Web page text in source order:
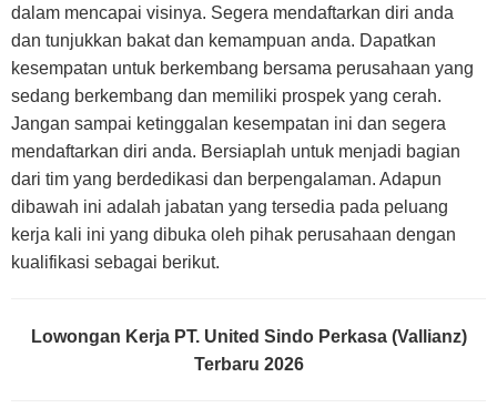
dalam mencapai visinya. Segera mendaftarkan diri anda
dan tunjukkan bakat dan kemampuan anda. Dapatkan
kesempatan untuk berkembang bersama perusahaan yang
sedang berkembang dan memiliki prospek yang cerah.
Jangan sampai ketinggalan kesempatan ini dan segera
mendaftarkan diri anda. Bersiaplah untuk menjadi bagian
dari tim yang berdedikasi dan berpengalaman. Adapun
dibawah ini adalah jabatan yang tersedia pada peluang
kerja kali ini yang dibuka oleh pihak perusahaan dengan
kualifikasi sebagai berikut.
Lowongan Kerja PT. United Sindo Perkasa (Vallianz)
Terbaru 2026